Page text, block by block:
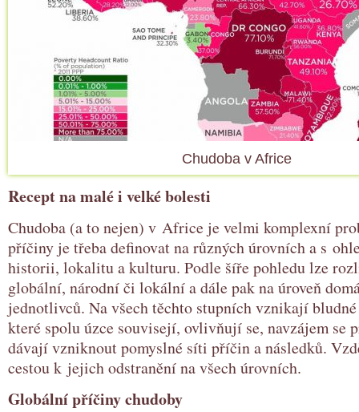
Chudoba v Africe
Recept na malé i velké bolesti
Chudoba (a to nejen) v Africe je velmi komplexní
příčiny je třeba definovat na různých úrovních a s
historii, lokalitu a kulturu. Podle šíře pohledu lze
globální, národní či lokální a dále pak na úroveň
jednotlivců. Na všech těchto stupních vznikají
které spolu úzce souvisejí, ovlivňují se, navzájem se
dávají vzniknout pomyslné síti příčin a následků.
cestou k jejich odstranění na všech úrovních.
Globální příčiny chudoby